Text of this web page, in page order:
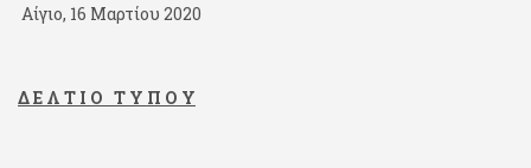
Αίγιο, 16 Μαρτίου 2020
Δ Ε Λ Τ Ι Ο Τ Υ Π Ο Υ